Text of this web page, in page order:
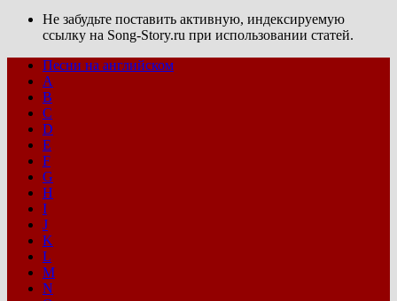
Не забудьте поставить активную, индексируемую
ссылку на Song-Story.ru при использовании статей.
Песни на английском
A
B
C
D
E
F
G
H
I
J
K
L
M
N